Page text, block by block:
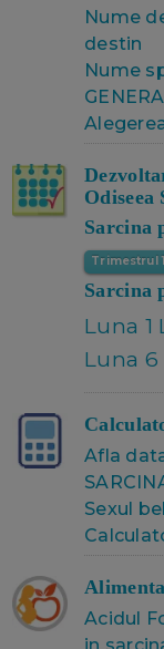
Nume
destin
Nume
Odiseea
Sarcina
Trimestrul 1
Sarcina
Luna 1
Luna 6
Afla
Sexul
Acidul